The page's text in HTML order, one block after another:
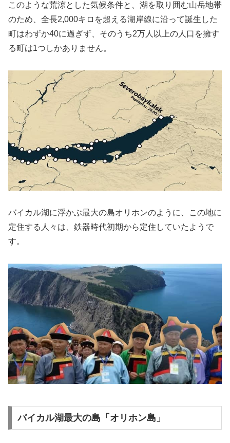
このような荒涼とした気候条件と、湖を取り囲む山岳地帯
のため、全長2,000キロを超える湖岸線に沿って誕生した
町はわずか40に過ぎず、そのうち2万人以上の人口を擁す
る町は1つしかありません。
バイカル湖に浮かぶ最大の島オリホンのように、この地に
定住する人々は、鉄器時代初期から定住していたようで
す。
バイカル湖最大の島「オリホン島」